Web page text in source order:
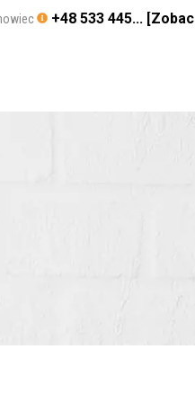
+48 533 445...